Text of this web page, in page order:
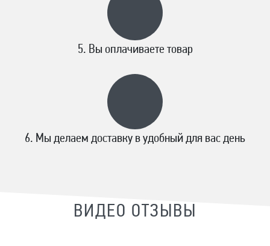
Вы оплачиваете товар
Мы делаем доставку в удобный для вас день
ВИДЕО ОТЗЫВЫ